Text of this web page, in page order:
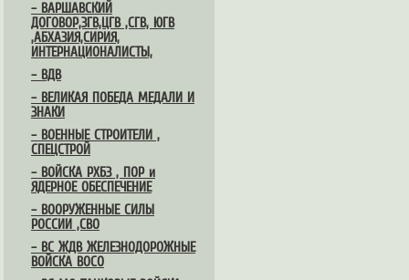
– ВАРШАВСКИЙ
ДОГОВОР,ЗГВ,ЦГВ ,СГВ, ЮГВ
,АБХАЗИЯ,СИРИЯ,
ИНТЕРНАЦИОНАЛИСТЫ,
– ВДВ
– ВЕЛИКАЯ ПОБЕДА МЕДАЛИ И
ЗНАКИ
– ВОЕННЫЕ СТРОИТЕЛИ ,
СПЕЦСТРОЙ
– ВОЙСКА РХБЗ , ПОР и
ЯДЕРНОЕ ОБЕСПЕЧЕНИЕ
– ВООРУЖЕННЫЕ СИЛЫ
РОССИИ ,СВО
– ВС ЖДВ ЖЕЛЕЗНОДОРОЖНЫЕ
ВОЙСКА ВОСО